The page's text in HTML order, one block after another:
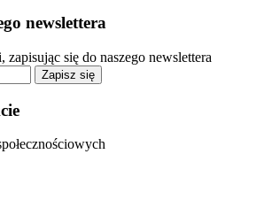
newslettera
się do naszego newslettera
Zapisz się